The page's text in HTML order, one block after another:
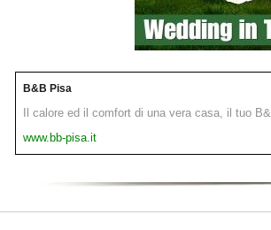
B&B Pisa
Il calore ed il comfort di una vera casa, il tuo
www.bb-pisa.it